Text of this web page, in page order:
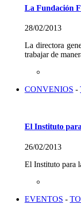
La Fundación
28/02/2013
La directora
trabajar de
CONVENIOS -
El Instituto
26/02/2013
El Instituto para
EVENTOS -